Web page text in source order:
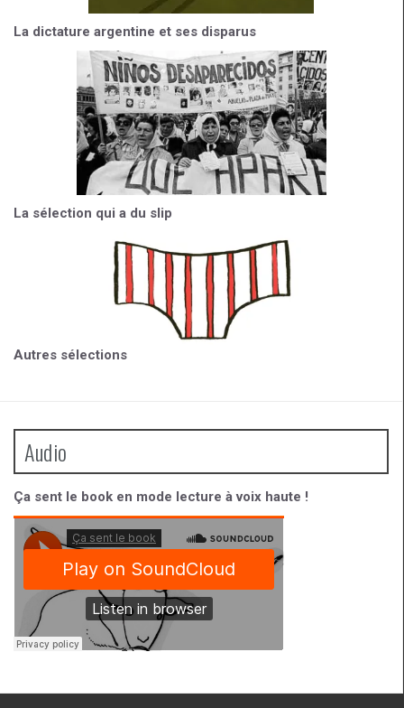
La dictature argentine et ses disparus
La sélection qui a du slip
Autres sélections
Audio
Ça sent le book en mode lecture à voix haute !